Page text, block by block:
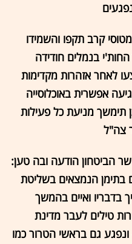
קרב תקפו והשמידו
בנמלים חודידה
לאחר אזהרות מקדימות
אפשרית באוכלוסייה
תימשך מניעת כל פעילות
צה"ל
שר הביטחון הודעה ובה טען:
הנמצאים בשליטת
בדבריו ואיים בהמשך
טילים לעבר מדינת
גם בראשי הטרור כמו